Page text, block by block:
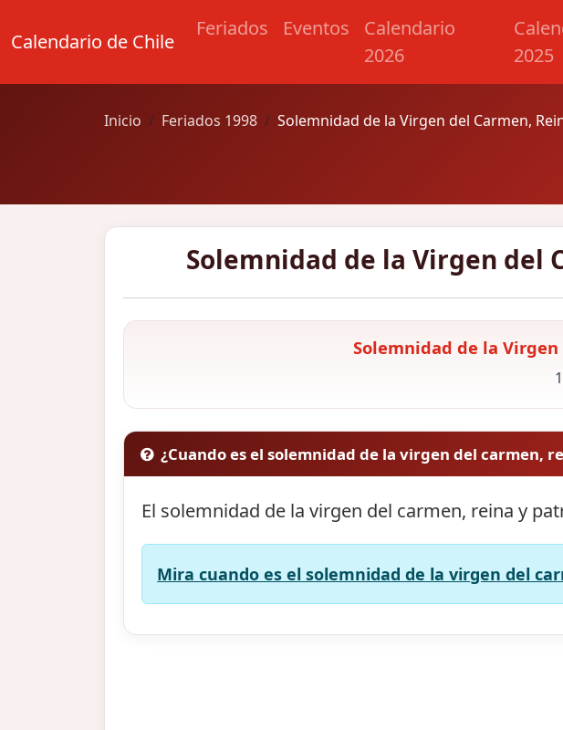
Calendario de Chile
Feriados Eventos
Calendario
2026
2025
Inicio Feriados 1998 Solemnidad de la Virgen del Carmen,
Solemnidad de la Virgen del
Solemnidad de la
¿Cuando es el solemnidad de la virgen del carmen,
El solemnidad de la virgen del carmen, reina y
Mira cuando es el solemnidad de la virgen del